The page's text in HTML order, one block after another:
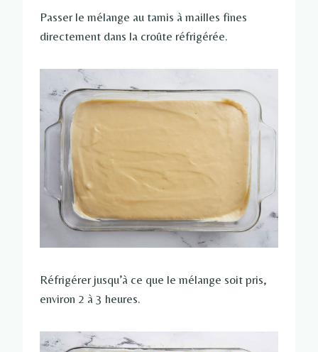
Passer le mélange au tamis à mailles fines
directement dans la croûte réfrigérée.
Réfrigérer jusqu’à ce que le mélange soit pris,
environ 2 à 3 heures.